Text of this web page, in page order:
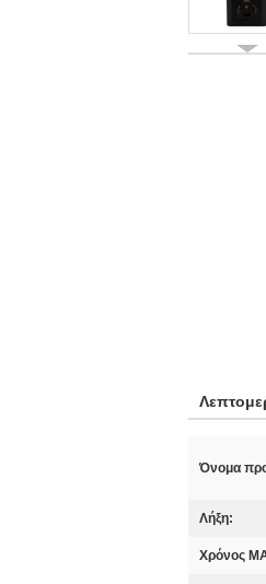
Όνομα
Λήξη:
Χρόνος